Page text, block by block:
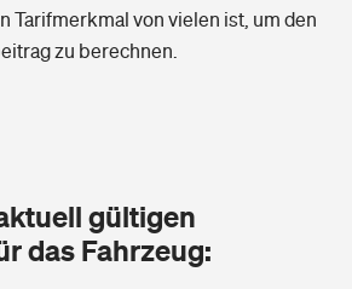
Geld bekomme ich im Alter?
Tarifmerkmal von vielen ist, um den
zu berechnen.
gültigen
das Fahrzeug: